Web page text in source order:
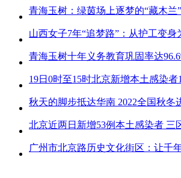
青海玉树：绿茵场上逐梦的“藏木兰”
山西女子7年“追梦路”：从护工变身
青海玉树十年义务教育巩固率达
北京近两日新增53例本土感染者 三
广州市北京路历史文化街区：让千